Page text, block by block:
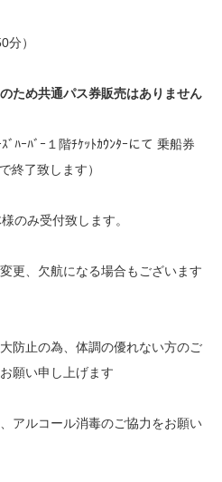
）
ため共通パス券販売はありません
ﾊｰﾊﾞｰ１階ﾁｹｯﾄｶｳﾝﾀｰにて 乗船券
終了致します）
のみ受付致します。
更、欠航になる場合もございます
防止の為、体調の優れない方のご
願い申し上げます
アルコール消毒のご協力をお願い